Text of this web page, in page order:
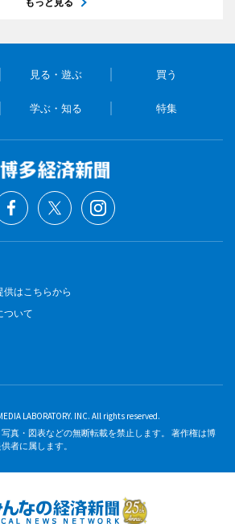
見る・遊ぶ 買う
学ぶ・知る 特集
供はこちらから
ついて
LABORATORY. INC. All rights reserved.
真・図表などの無断転載を禁止します。 著作権は博
者に属します。